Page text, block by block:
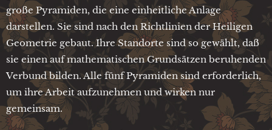
große Pyramiden, die eine einheitliche Anlage
darstellen. Sie sind nach den Richtlinien der Heiligen
Geometrie gebaut. Ihre Standorte sind so gewählt, daß
sie einen auf mathematischen Grundsätzen beruhenden
Verbund bilden. Alle fünf Pyramiden sind erforderlich,
um ihre Arbeit aufzunehmen und wirken nur
gemeinsam.